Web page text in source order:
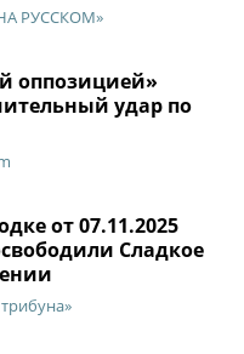
НА РУССКОМ»
оппозицией»
удар по
от 07.11.2025
Сладкое